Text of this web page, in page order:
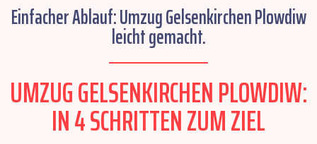
Einfacher Ablauf: Umzug Gelsenkirchen Plowdiw
leicht gemacht.
UMZUG GELSENKIRCHEN PLOWDIW:
IN 4 SCHRITTEN ZUM ZIEL